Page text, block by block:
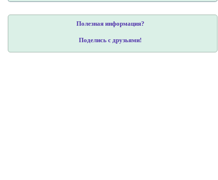
Полезная информация?
Поделись с друзьями!